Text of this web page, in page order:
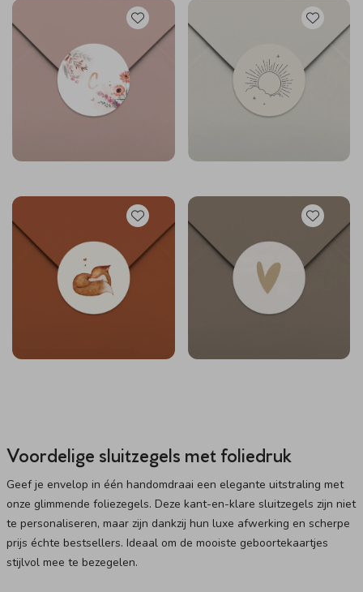
Voordelige sluitzegels met foliedruk
Geef je envelop in één handomdraai een elegante uitstraling met
onze glimmende foliezegels. Deze kant-en-klare sluitzegels zijn niet
te personaliseren, maar zijn dankzij hun luxe afwerking en scherpe
prijs échte bestsellers. Ideaal om de mooiste geboortekaartjes
stijlvol mee te bezegelen.